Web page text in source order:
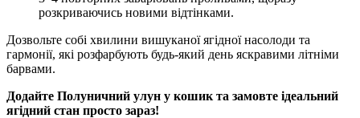
розкриваючись новими відтінками.
Дозвольте собі хвилини вишуканої ягідної насолоди та
гармонії, які розфарбують будь-який день яскравими літніми
барвами.
Додайте Полуничний улун у кошик та замовте ідеальний
ягідний стан просто зараз!